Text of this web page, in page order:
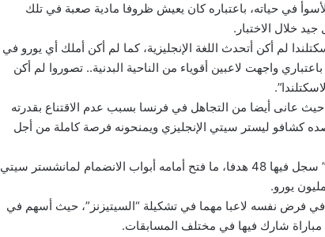
في حياته، باعتباره كان يعيش ظروفا مادية صعبة في تلك
خلال الاختبار.
لم أكن أتحدث اللغة الإنجليزية، كما لم أكن أملك أي يورو في
واجهت لاعبين أقوياء من الناحية البدنية.. تصوروا لم أكن
عانى أيضا من التجاهل في فرنسا بسبب عدم الاقتناع بقدرته
كشافو ليستر سيتي الإنجليزي ويمنحونه فرصة كاملة من أجل
وخاض قائد “الخضر” 179 مباراة مع “الثعالب” سجل فيها 48 هدفا، ما فتح أمامه أبواب الانضمام لمانشستر سيتي
في فرض نفسه لاعبا مهما في تشكيلة “السيتيزنز”، حيث أسهم في